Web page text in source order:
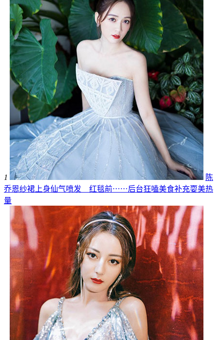
1
陈
乔恩纱裙上身仙气喷发 红毯前⋯⋯后台狂嗑美食补充耍美热
量